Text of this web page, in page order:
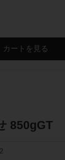
カートを見る
850gGT